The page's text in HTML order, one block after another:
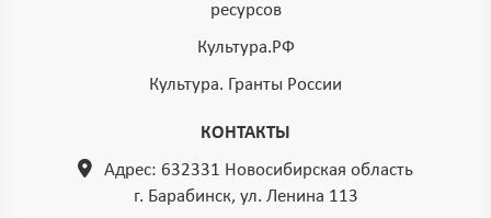
ресурсов
Культура.РФ
Культура. Гранты России
КОНТАКТЫ
Адрес: 632331 Новосибирская область
г. Барабинск, ул. Ленина 113